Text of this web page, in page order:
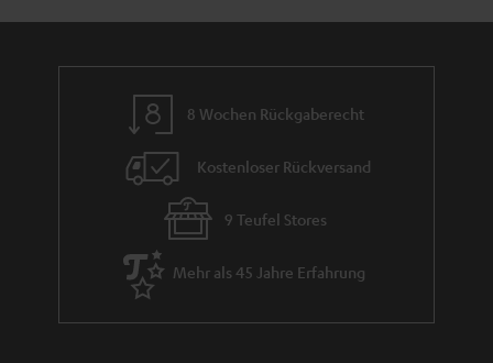
i
e
a
h
m
n
8 Wochen Rückgaberecht
Kostenloser Rückversand
9 Teufel Stores
Mehr als 45 Jahre Erfahrung